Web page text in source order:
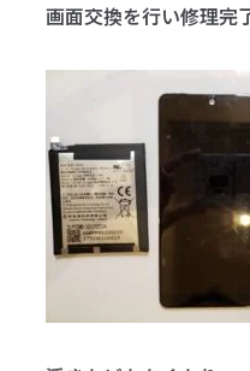
画面交換を行い修理完